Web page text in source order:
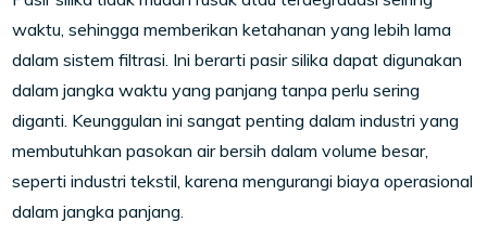
waktu, sehingga memberikan ketahanan yang lebih lama
dalam sistem filtrasi. Ini berarti pasir silika dapat digunakan
dalam jangka waktu yang panjang tanpa perlu sering
diganti. Keunggulan ini sangat penting dalam industri yang
membutuhkan pasokan air bersih dalam volume besar,
seperti industri tekstil, karena mengurangi biaya operasional
dalam jangka panjang.